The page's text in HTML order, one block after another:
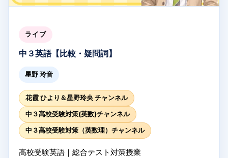
ライブ
中３英語【比較・疑問詞】
星野 玲音
花霞 ひより＆星野玲央 チャンネル
中３高校受験対策(英数)チャンネル
中３高校受験対策（英数理）チャンネル
高校受験英語｜総合テスト対策授業